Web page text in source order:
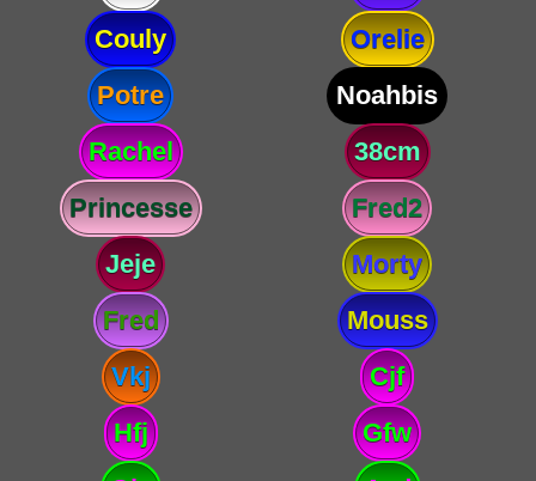
Couly
Orelie
Potre
Noahbis
Rachel
38cm
Princesse
Fred2
Jeje
Morty
Fred
Mouss
Vkj
Cjf
Hfj
Gfw